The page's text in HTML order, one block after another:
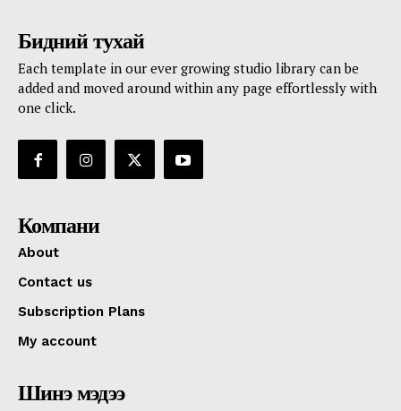
Бидний тухай
Each template in our ever growing studio library can be
added and moved around within any page effortlessly with
one click.
Компани
About
Contact us
Subscription Plans
My account
Шинэ мэдээ